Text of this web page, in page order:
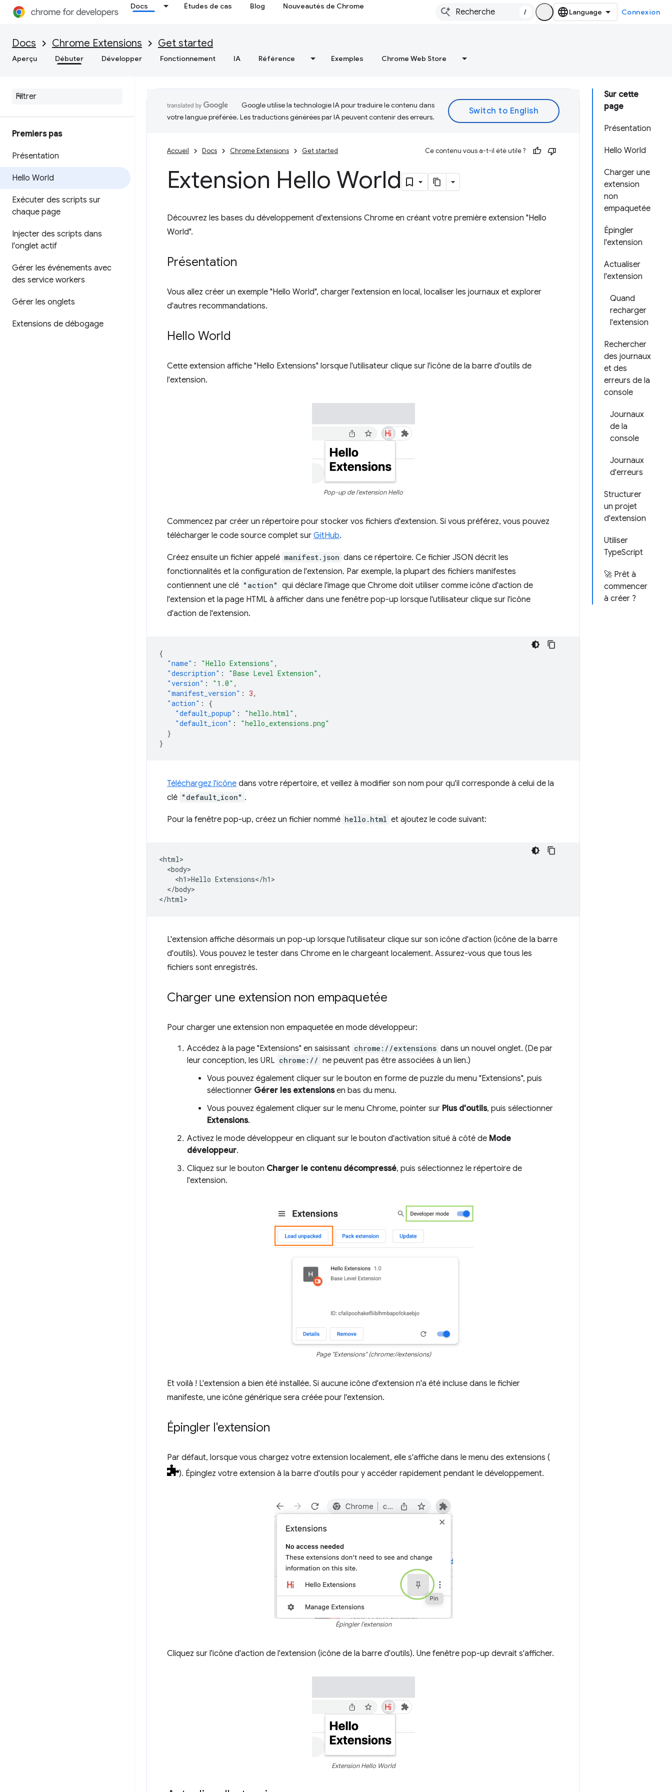
Docs Études de cas Blog Nouveautés de Chrome
/ Connexion
Docs Chrome Extensions Get started
Aperçu Débuter Développer Fonctionnement IA Référence Exemples Chrome Web Store
Premiers pas
Présentation
Hello World
Exécuter des scripts sur
chaque page
Injecter des scripts dans
l'onglet actif
Gérer les événements avec
des service workers
Gérer les onglets
Extensions de débogage
Sur cette
page
Présentation
Hello World
Charger une
extension
non
empaquetée
Épingler
l'extension
Actualiser
l'extension
Quand
recharger
l'extension
Rechercher
des journaux
et des
erreurs de la
console
Journaux
de la
console
Journaux
d'erreurs
Structurer
un projet
d'extension
Utiliser
TypeScript
🚀 Prêt à
commencer
à créer ?
Google utilise la technologie IA pour traduire le contenu dans
votre langue préférée. Les traductions générées par IA peuvent contenir des erreurs.
Accueil Docs Chrome Extensions Get started Ce contenu vous a-t-il été utile ?
Extension Hello World
Découvrez les bases du développement d'extensions Chrome en créant votre première extension "Hello
World".
Présentation
Vous allez créer un exemple "Hello World", charger l'extension en local, localiser les journaux et explorer
d'autres recommandations.
Hello World
Cette extension affiche "Hello Extensions" lorsque l'utilisateur clique sur l'icône de la barre d'outils de
l'extension.
Pop-up de l'extension Hello
Commencez par créer un répertoire pour stocker vos fichiers d'extension. Si vous préférez, vous pouvez
télécharger le code source complet sur GitHub.
Créez ensuite un fichier appelé manifest.json dans ce répertoire. Ce fichier JSON décrit les
fonctionnalités et la configuration de l'extension. Par exemple, la plupart des fichiers manifestes
contiennent une clé "action" qui déclare l'image que Chrome doit utiliser comme icône d'action de
l'extension et la page HTML à afficher dans une fenêtre pop-up lorsque l'utilisateur clique sur l'icône
d'action de l'extension.
{
"name" : "Hello Extensions" ,
"description" : "Base Level Extension" ,
"version" : "1.0" ,
"manifest_version" : 3,
"action" :
{
"default_popup" : "hello.html" ,
"default_icon" :
"hello_extensions.png"
}
}
Téléchargez l'icône dans votre répertoire, et veillez à modifier son nom pour qu'il corresponde à celui de la
clé "default_icon" .
Pour la fenêtre pop-up, créez un fichier nommé hello.html et ajoutez le code suivant:
<html>
  <body>
    <h1>Hello Extensions</h1>
  </body>
L'extension affiche désormais un pop-up lorsque l'utilisateur clique sur son icône d'action (icône de la barre
d'outils). Vous pouvez le tester dans Chrome en le chargeant localement. Assurez-vous que tous les
fichiers sont enregistrés.
Charger une extension non empaquetée
Pour charger une extension non empaquetée en mode développeur:
Accédez à la page "Extensions" en saisissant chrome://extensions dans un nouvel onglet. (De par
leur conception, les URL chrome:// ne peuvent pas être associées à un lien.)
Vous pouvez également cliquer sur le bouton en forme de puzzle du menu "Extensions", puis
sélectionner Gérer les extensionsen bas du menu.
Vous pouvez également cliquer sur le menu Chrome, pointer sur Plus d'outils, puis sélectionner
Extensions.
Activez le mode développeur en cliquant sur le bouton d'activation situé à côté de Mode
développeur.
Cliquez sur le bouton Charger le contenu décompressé, puis sélectionnez le répertoire de
l'extension.
Page "Extensions" (chrome://extensions)
Et voilà ! L'extension a bien été installée. Si aucune icône d'extension n'a été incluse dans le fichier
manifeste, une icône générique sera créée pour l'extension.
Épingler l'extension
Par défaut, lorsque vous chargez votre extension localement, elle s'affiche dans le menu des extensions (
). Épinglez votre extension à la barre d'outils pour y accéder rapidement pendant le développement.
Épingler l'extension
Cliquez sur l'icône d'action de l'extension (icône de la barre d'outils). Une fenêtre pop-up devrait s'afficher.
Extension Hello World